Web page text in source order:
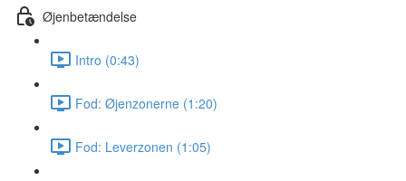
Øjenbetændelse
Intro (0:43)
Fod: Øjenzonerne (1:20)
Fod: Leverzonen (1:05)